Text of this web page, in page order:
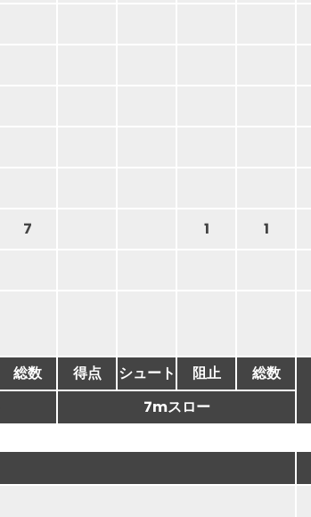
7 1
1
総数 得点 シュート 阻止
総数
7mスロー